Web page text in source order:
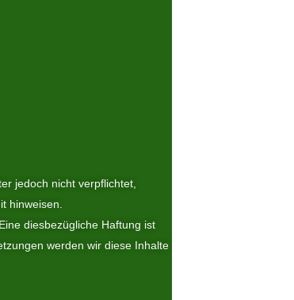
jedoch nicht verpflichtet,
hinweisen.
diesbezügliche Haftung ist
werden wir diese Inhalte